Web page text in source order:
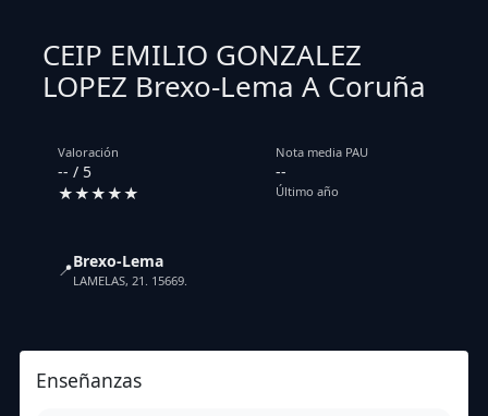
CEIP EMILIO GONZALEZ
LOPEZ Brexo-Lema A Coruña
Valoración
-- / 5
★★★★★
Nota media PAU
--
Último año
📍Brexo-Lema
LAMELAS, 21. 15669.
Enseñanzas